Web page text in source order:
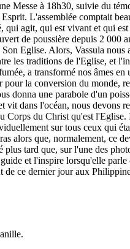
Messe à 18h30, suivie du
L'assemblée comptait
qui agit, qui est vivant et qui
de poussière depuis 2 000
Eglise. Alors, Vassula
les traditions de l'Eglise, et
a transformé nos âmes en
la conversion du monde,
donna une parabole d'un
dans l'océan, nous devons
Corps du Christ qu'est
sur tous ceux qui
alors que, normalement, ce
tard que, sur l'une des
et l'inspire lorsqu'elle parle
de ce dernier jour aux